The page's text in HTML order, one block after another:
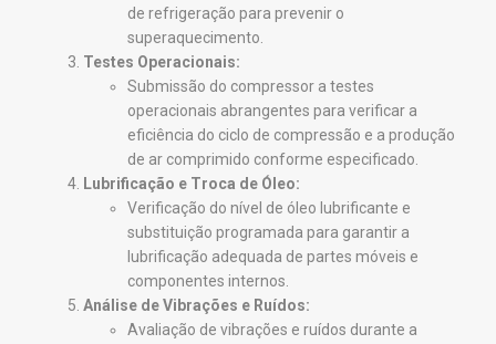
de refrigeração para prevenir o
superaquecimento.
Testes Operacionais:
Submissão do compressor a testes
operacionais abrangentes para verificar a
eficiência do ciclo de compressão e a produção
de ar comprimido conforme especificado.
Lubrificação e Troca de Óleo:
Verificação do nível de óleo lubrificante e
substituição programada para garantir a
lubrificação adequada de partes móveis e
componentes internos.
Análise de Vibrações e Ruídos:
Avaliação de vibrações e ruídos durante a